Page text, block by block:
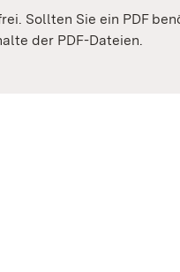
Sollten Sie ein PDF
der PDF-Dateien.